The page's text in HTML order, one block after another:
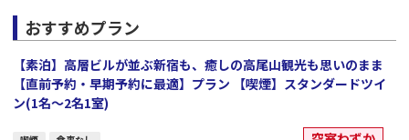
おすすめプラン
【素泊】高層ビルが並ぶ新宿も、癒しの高尾山観光も思いのまま
【直前予約・早期予約に最適】プラン 【喫煙】スタンダードツイ
ン(1名～2名1室)